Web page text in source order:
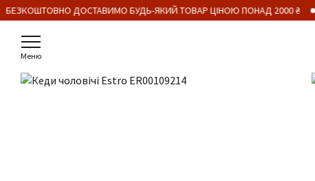
ДОСТАВИМО БУДЬ-ЯКИЙ ТОВАР ЦІНОЮ ПОНАД 2000 ₴
Меню